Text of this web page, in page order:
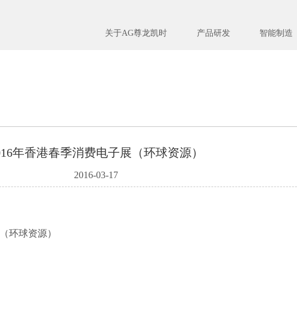
关于AG尊龙凯时 产品研发 智能制造
年香港春季消费电子展（环球资源）
2016-03-17
环球资源）